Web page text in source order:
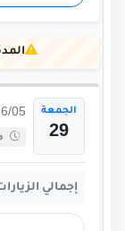
الجمعة
29
05
إجمالي